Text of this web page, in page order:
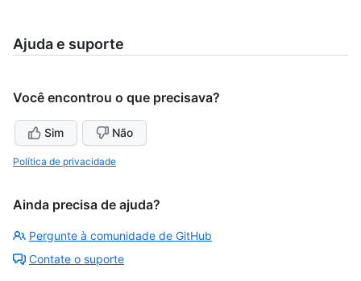
Ajuda e suporte
Você encontrou o que precisava?
Sim Não
Política de privacidade
Ainda precisa de ajuda?
Pergunte à comunidade de GitHub
Contate o suporte